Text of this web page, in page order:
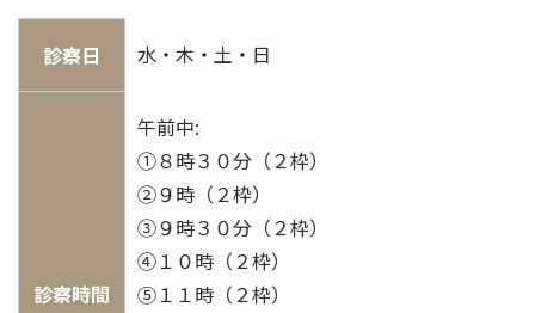
診察日 水・木・土・日
診察時間
午前中:
①８時３０分（２枠）
②９時（２枠）
③９時３０分（２枠）
④１０時（２枠）
⑤１１時（２枠）